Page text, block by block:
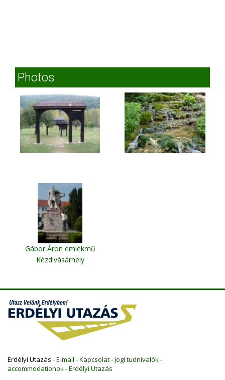
Photos
Gábor Áron emlékmű
Kézdivásárhely
Erdélyi Utazás -E-mail -Kapcsolat-Jogi tudnivalók-
accommodationok-Erdélyi Utazás